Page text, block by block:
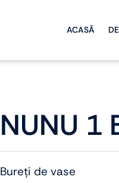
ACASĂ
NUNU 1
Bureți de vase